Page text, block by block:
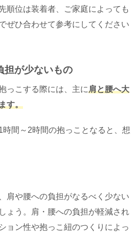
順位は装着者、ご家庭によっても
ぜひ合わせて参考にしてください
担が少ないもの
っこする際には、主に肩と腰へ大
す。
間～2時間の抱っことなると、想
肩や腰への負担がなるべく少ない
ょう。肩・腰への負担が軽減され
ョン性や抱っこ紐のつくりによっ